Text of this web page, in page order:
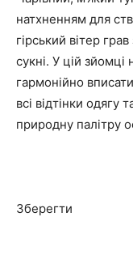
натхненням для
гірський вітер
сукні. У цій
гармонійно
всі відтінки
природну палітру
Зберегти